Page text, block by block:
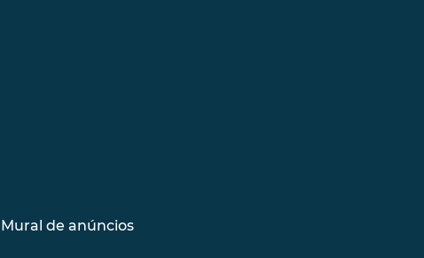
Mural de anúncios